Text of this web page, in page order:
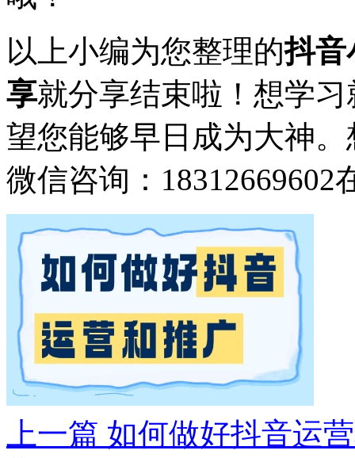
以上小编为您整理的抖音
享就分享结束啦！想学
望您能够早日成为大神
微信咨询：18312669602
上一篇 如何做好抖音运